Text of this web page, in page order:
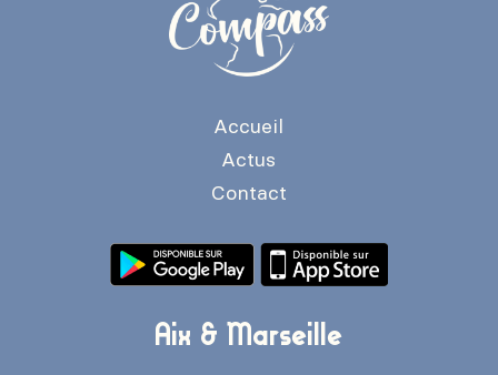
Accueil
Actus
Contact
Aix & Marseille